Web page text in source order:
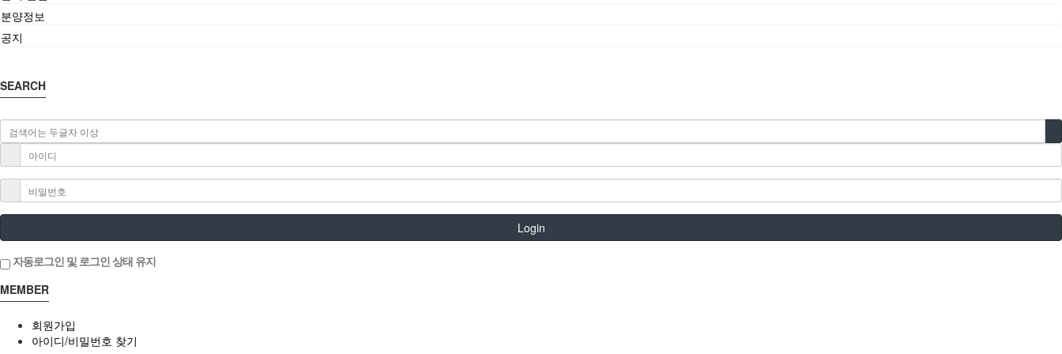
분양정보
공지
SEARCH
Login
자동로그인 및 로그인 상태 유지
MEMBER
회원가입
아이디/비밀번호 찾기